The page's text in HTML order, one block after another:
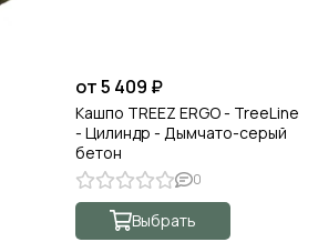
от 5 409 ₽
Кашпо TREEZ ERGO - TreeLine
- Цилиндр - Дымчато-серый
бетон
0
Выбрать